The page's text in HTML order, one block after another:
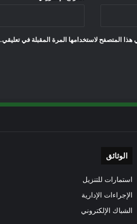
المتصفح لاستخدامها المرة المقبلة في تعليقي.
الوثائق
استمارات للتنزيل
الإجراءات الإدارية
الشباك الإلكتروني